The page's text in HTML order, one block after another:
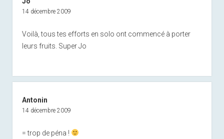
14 décembre 2009
Voilà, tous tes efforts en solo ont commencé à porter
leurs fruits. Super Jo
Antonin
14 décembre 2009
= trop de péna !